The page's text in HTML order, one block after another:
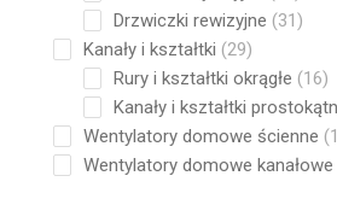
Drzwiczki rewizyjne 3131
Kanały i kształtki 2929
products
Rury i kształtki okrągłe 1616
Kanały i kształtki
Wentylatory domowe ścienne
Wentylatory domowe kanałowe